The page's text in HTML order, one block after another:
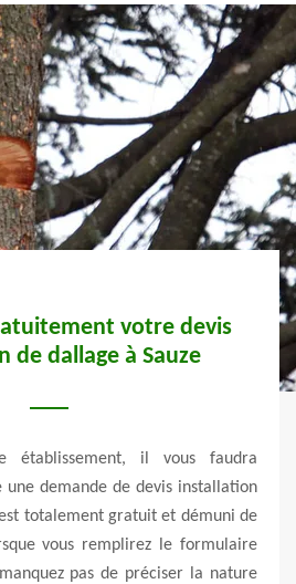
votre devis
de dallage à Sauze
établissement, il vous faudra
demande de devis installation
totalement gratuit et démuni de
vous remplirez le formulaire
pas de préciser la nature